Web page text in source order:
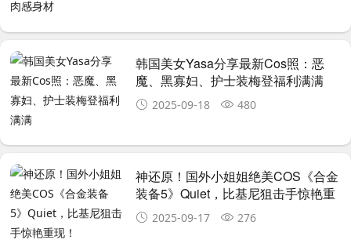
韩国美女Yasa分享最新Cos照：恶
魔、黑寡妇、护士装梅登福利满满
2025-09-18 480
神还原！国外小姐姐绝美COS《合金
装备5》Quiet，比基尼狙击手惊艳重
现！2025-09-17 276